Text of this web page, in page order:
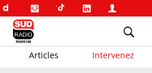
Articles Intervenez